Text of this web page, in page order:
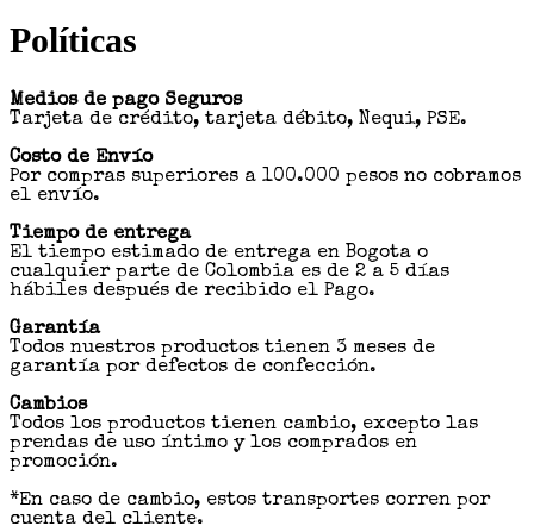
Políticas
Medios de pago Seguros
Tarjeta de crédito, tarjeta débito, Nequi, PSE.
Costo de Envío
Por compras superiores a 100.000 pesos no cobramos
el envío.
Tiempo de entrega
El tiempo estimado de entrega en Bogota o
cualquier parte de Colombia es de 2 a 5 días
hábiles después de recibido el Pago.
Garantía
Todos nuestros productos tienen 3 meses de
garantía por defectos de confección.
Cambios
Todos los productos tienen cambio, excepto las
prendas de uso íntimo y los comprados en
promoción.
*En caso de cambio, estos transportes corren por
cuenta del cliente.